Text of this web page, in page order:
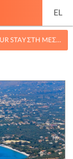
EL
BOOK YOUR STAY ΣΤΗ ΜΕΣΣΗΝΊΑ